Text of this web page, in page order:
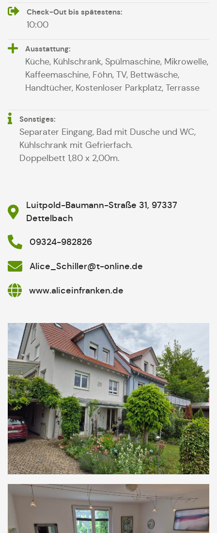
Check-Out bis spätestens:
10:00
Ausstattung:
Küche, Kühlschrank, Spülmaschine, Mikrowelle,
Kaffeemaschine, Föhn, TV, Bettwäsche,
Handtücher, Kostenloser Parkplatz, Terrasse
Sonstiges:
Separater Eingang, Bad mit Dusche und WC,
Kühlschrank mit Gefrierfach.
Doppelbett 1,80 x 2,00m.
Luitpold-Baumann-Straße 31, 97337
Dettelbach
09324-982826
Alice_Schiller@t-online.de
www.aliceinfranken.de